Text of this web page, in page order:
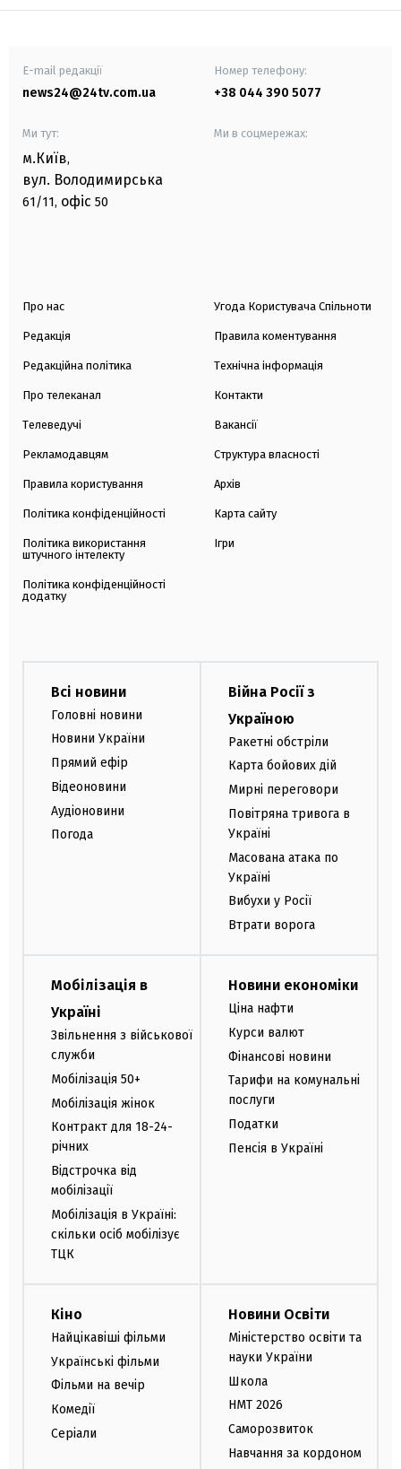
E-mail редакції
news24@24tv.com.ua
Номер телефону:
+38 044 390 5077
Ми тут:
м.Київ,
вул. Володимирська
61/11, офіс 50
Ми в соцмережах:
Про нас
Редакція
Редакційна політика
Про телеканал
Телеведучі
Рекламодавцям
Правила користування
Політика конфіденційності
Політика використання
штучного інтелекту
Політика конфіденційності
додатку
Угода Користувача Спільноти
Правила коментування
Технічна інформація
Контакти
Вакансії
Структура власності
Архів
Карта сайту
Ігри
Всі новини
Головні новини
Новини України
Прямий ефір
Відеоновини
Аудіоновини
Погода
Війна Росії з
Україною
Ракетні обстріли
Карта бойових дій
Мирні переговори
Повітряна тривога в
Україні
Масована атака по
Україні
Вибухи у Росії
Втрати ворога
Мобілізація в
Україні
Звільнення з військової
служби
Мобілізація 50+
Мобілізація жінок
Контракт для 18-24-
річних
Відстрочка від
мобілізації
Мобілізація в Україні:
скільки осіб мобілізує
ТЦК
Новини економіки
Ціна нафти
Курси валют
Фінансові новини
Тарифи на комунальні
послуги
Податки
Пенсія в Україні
Кіно
Найцікавіші фільми
Українські фільми
Фільми на вечір
Комедії
Серіали
Новини Освіти
Міністерство освіти та
науки України
Школа
НМТ 2026
Саморозвиток
Навчання за кордоном